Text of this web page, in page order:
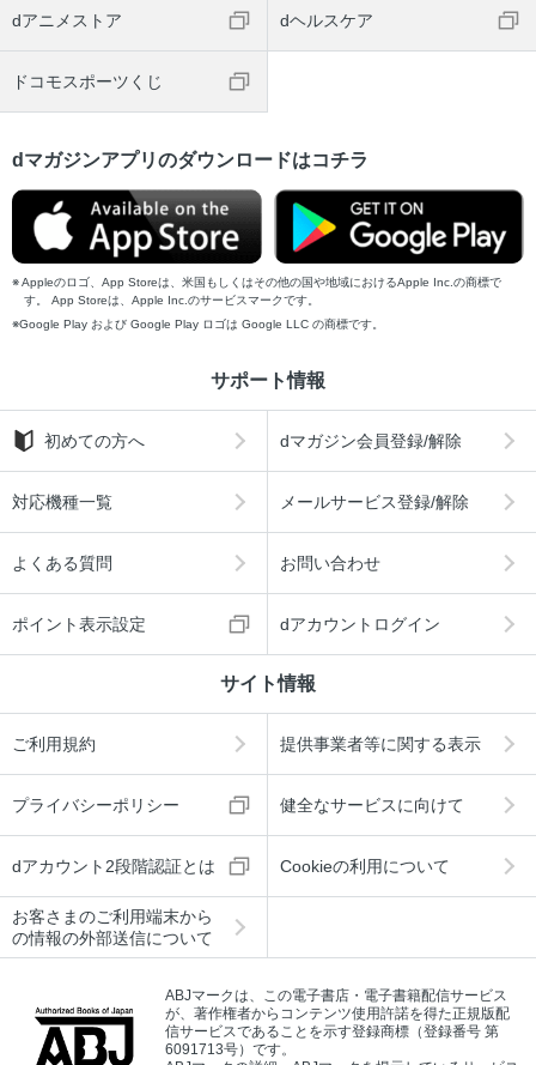
dアニメストア dヘルスケア
ドコモスポーツくじ
dマガジンアプリのダウンロードはコチラ
Appleのロゴ、App Storeは、米国もしくはその他の国や地域におけるApple Inc.の商標で
す。 App Storeは、Apple Inc.のサービスマークです。
Google Play および Google Play ロゴは Google LLC の商標です。
サポート情報
初めての方へ dマガジン会員登録/解除
対応機種一覧 メールサービス登録/解除
よくある質問 お問い合わせ
ポイント表示設定 dアカウントログイン
サイト情報
ご利用規約 提供事業者等に関する表示
プライバシーポリシー 健全なサービスに向けて
dアカウント2段階認証とは Cookieの利用について
お客さまのご利用端末から
の情報の外部送信について
ABJマークは、この電子書店・電子書籍配信サービス
が、著作権者からコンテンツ使用許諾を得た正規版配
信サービスであることを示す登録商標（登録番号 第
6091713号）です。